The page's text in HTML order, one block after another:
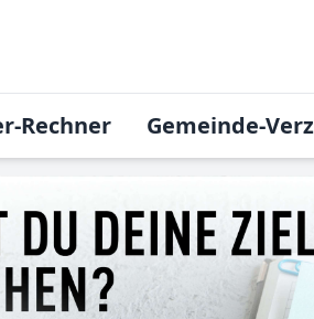
Rechner Gemeinde-